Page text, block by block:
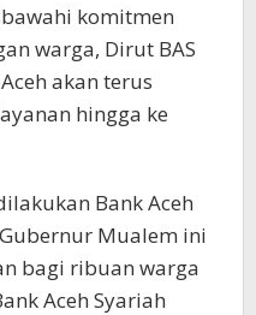
komitmen
warga, Dirut BAS
akan terus
hingga ke
Bank Aceh
Mualem ini
bagi ribuan warga
Aceh Syariah